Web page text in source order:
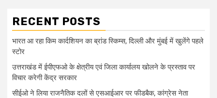
RECENT POSTS
भारत आ रहा किम कार्दशियन का ब्रांड स्किम्स, दिल्ली और मुंबई में खुलेंगे पहले
स्टोर
उत्तराखंड में ईपीएफओ के क्षेत्रीय एवं जिला कार्यालय खोलने के प्रस्ताव पर
विचार करेगी केंद्र सरकार
सीईओ ने लिया राजनैतिक दलों से एसआईआर पर फीडबैक, कांग्रेस नेता